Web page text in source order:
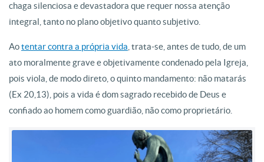
chaga silenciosa e devastadora que requer nossa atenção
integral, tanto no plano objetivo quanto subjetivo.
Aotentar contra a própria vida , trata-se, antes de tudo, de um
ato moralmente grave e objetivamente condenado pela Igreja,
pois viola, de modo direto, o quinto mandamento: não matarás
(Ex 20,13), pois a vida é dom sagrado recebido de Deus e
confiado ao homem como guardião, não como proprietário.